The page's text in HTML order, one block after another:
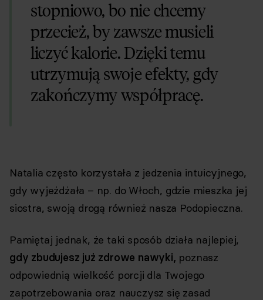
stopniowo, bo nie chcemy
przecież, by zawsze musieli
liczyć kalorie. Dzięki temu
utrzymują swoje efekty, gdy
zakończymy współpracę.
Natalia często korzystała z jedzenia intuicyjnego,
gdy wyjeżdżała – np. do Włoch, gdzie mieszka jej
siostra, swoją drogą również nasza Podopieczna.
Pamiętaj jednak, że taki sposób działa najlepiej,
gdy zbudujesz już zdrowe nawyki, poznasz
odpowiednią wielkość porcji dla Twojego
zapotrzebowania oraz nauczysz się zasad